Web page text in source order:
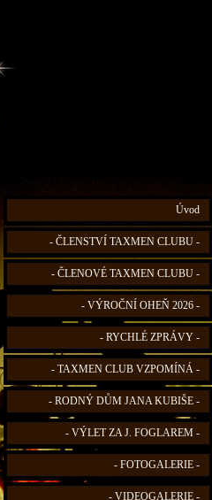
Úvod
- ČLENSTVÍ TAXMEN CLUBU -
- ČLENOVÉ TAXMEN CLUBU -
- VÝROČNÍ OHEŇ 2026 -
- RYCHLÉ ZPRÁVY -
- TAXMEN CLUB VZPOMÍNÁ -
- RODNÝ DŮM JANA KUBIŠE -
- VÝLET ZA J. FOGLAREM -
- FOTOGALERIE -
- VIDEOGALERIE -